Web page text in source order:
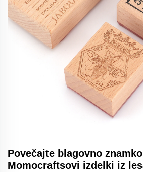
Povečajte blagovno
Momocraftsovi izdelki iz